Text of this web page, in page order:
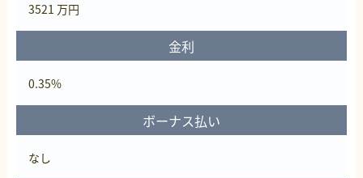
3521 万円
金利
0.35%
ボーナス払い
なし